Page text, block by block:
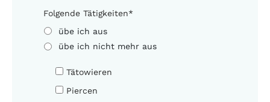
Folgende Tätigkeiten*
übe ich aus
übe ich nicht mehr aus
Tätowieren
Piercen